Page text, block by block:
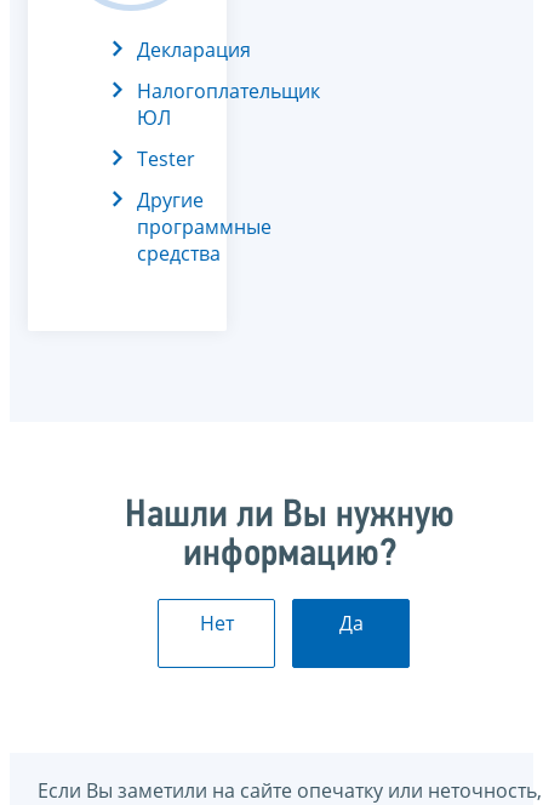
Декларация
Налогоплательщик
ЮЛ
Tester
Другие
программные
средства
Нашли ли Вы нужную
информацию?
Нет Да
Если Вы заметили на сайте опечатку или неточность,